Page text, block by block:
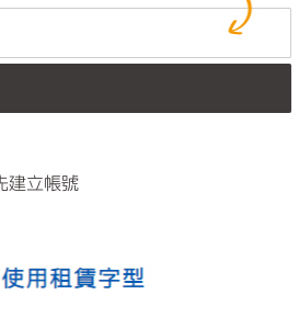
建立帳號